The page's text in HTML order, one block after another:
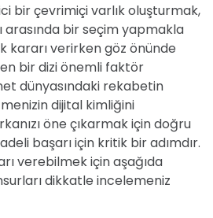
bir çevrimiçi varlık oluşturmak,
arasında bir seçim yapmakla
kararı verirken göz önünde
bir dizi önemli faktör
dünyasındaki rekabetin
dijital kimliğini
öne çıkarmak için doğru
başarı için kritik bir adımdır.
verebilmek için aşağıda
dikkatle incelemeniz